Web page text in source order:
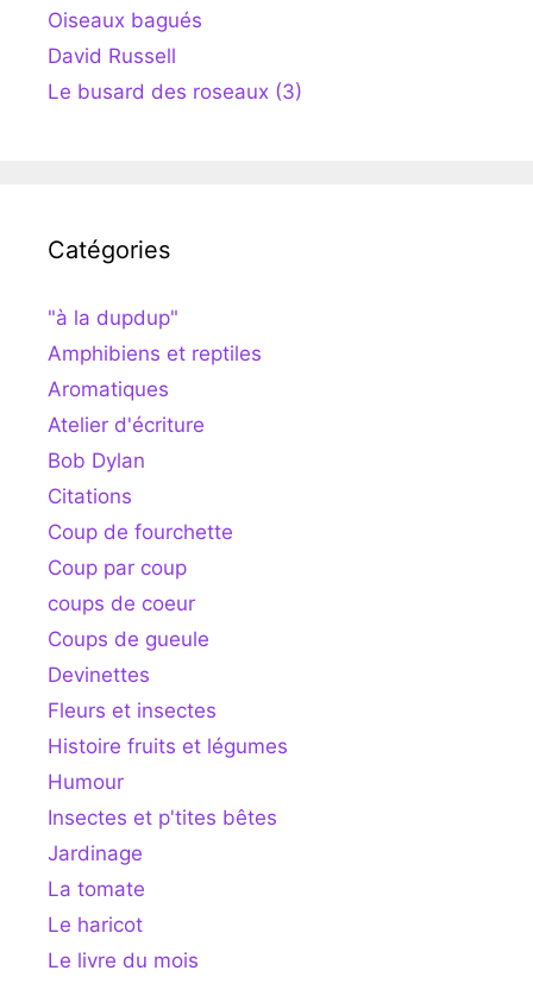
Oiseaux bagués
David Russell
Le busard des roseaux (3)
Catégories
"à la dupdup"
Amphibiens et reptiles
Aromatiques
Atelier d'écriture
Bob Dylan
Citations
Coup de fourchette
Coup par coup
coups de coeur
Coups de gueule
Devinettes
Fleurs et insectes
Histoire fruits et légumes
Humour
Insectes et p'tites bêtes
Jardinage
La tomate
Le haricot
Le livre du mois